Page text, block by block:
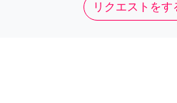
リクエストをす